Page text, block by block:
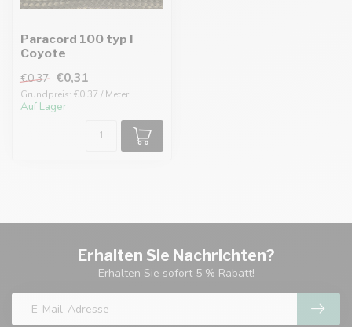
Paracord 100 typ I
Coyote
€0,37 €0,31
Grundpreis: €0,37 / Meter
Auf Lager
Erhalten Sie Nachrichten?
Erhalten Sie sofort 5 % Rabatt!